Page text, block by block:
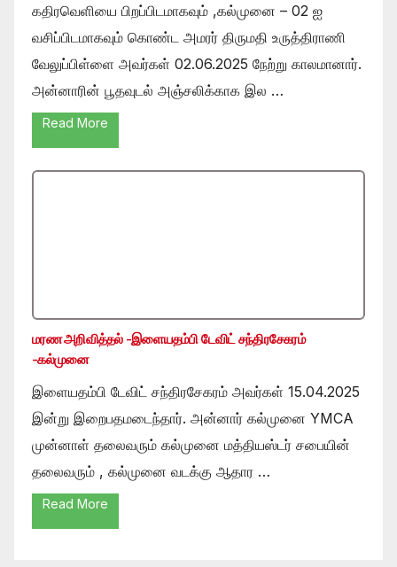
கதிரவெளியை பிறப்பிடமாகவும் ,கல்முனை – 02 ஐ
வசிப்பிடமாகவும் கொண்ட அமரர் திருமதி உருத்திராணி
வேலுப்பிள்ளை அவர்கள் 02.06.2025 நேற்று காலமானார்.
அன்னாரின் பூதவுடல் அஞ்சலிக்காக இல …
Read More
மரண அறிவித்தல் -இளையதம்பி டேவிட் சந்திரசேகரம்
-கல்முனை
இளையதம்பி டேவிட் சந்திரசேகரம் அவர்கள் 15.04.2025
இன்று இறைபதமடைந்தார். அன்னார் கல்முனை YMCA
முன்னாள் தலைவரும் கல்முனை மத்தியஸ்டர் சபையின்
தலைவரும் , கல்முனை வடக்கு ஆதார …
Read More